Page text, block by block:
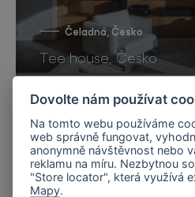
Čeladná, Česko
Tee house, Česko
Dovolte nám používat
Na tomto webu používáme
web správně fungovat,
anonymně návštěvnost nebo
reklamu na míru. Nezbytnou
"Store locator", která využívá
Mapy.